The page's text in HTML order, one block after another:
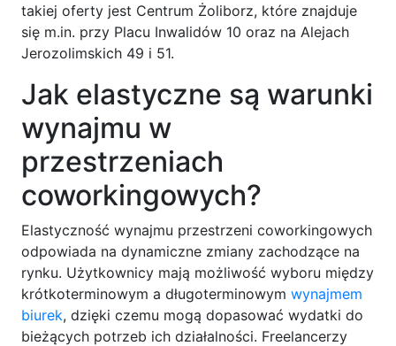
takiej oferty jest Centrum Żoliborz, które znajduje
się m.in. przy Placu Inwalidów 10 oraz na Alejach
Jerozolimskich 49 i 51.
Jak elastyczne są warunki
wynajmu w
przestrzeniach
coworkingowych?
Elastyczność wynajmu przestrzeni coworkingowych
odpowiada na dynamiczne zmiany zachodzące na
rynku. Użytkownicy mają możliwość wyboru między
krótkoterminowym a długoterminowym wynajmem
biurek, dzięki czemu mogą dopasować wydatki do
bieżących potrzeb ich działalności. Freelancerzy